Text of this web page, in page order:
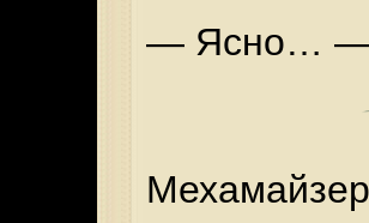
— Ясно… —